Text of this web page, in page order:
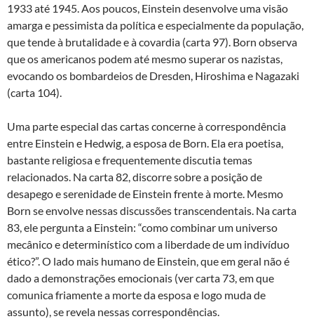
1933 até 1945. Aos poucos, Einstein desenvolve uma visão
amarga e pessimista da política e especialmente da população,
que tende à brutalidade e à covardia (carta 97). Born observa
que os americanos podem até mesmo superar os nazistas,
evocando os bombardeios de Dresden, Hiroshima e Nagazaki
(carta 104).
Uma parte especial das cartas concerne à correspondência
entre Einstein e Hedwig, a esposa de Born. Ela era poetisa,
bastante religiosa e frequentemente discutia temas
relacionados. Na carta 82, discorre sobre a posição de
desapego e serenidade de Einstein frente à morte. Mesmo
Born se envolve nessas discussões transcendentais. Na carta
83, ele pergunta a Einstein: “como combinar um universo
mecânico e determinístico com a liberdade de um indivíduo
ético?”. O lado mais humano de Einstein, que em geral não é
dado a demonstrações emocionais (ver carta 73, em que
comunica friamente a morte da esposa e logo muda de
assunto), se revela nessas correspondências.